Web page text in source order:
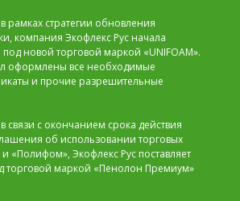
рамках стратегии обновления
компания Экофлекс Рус начала
под новой торговой маркой «UNIFOAM».
оформлены все необходимые
и прочие разрешительные
связи с окончанием срока действия
об использовании торговых
«Полифом», Экофлекс Рус поставляет
торговой маркой «Пенолон Премиум»